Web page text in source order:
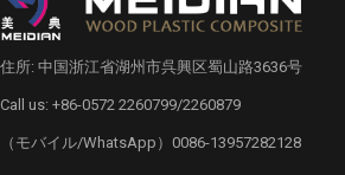
住所: 中国浙江省湖州市呉興区蜀山路3636号
Call us: +86-0572 2260799/2260879
（モバイル/WhatsApp）0086-13957282128